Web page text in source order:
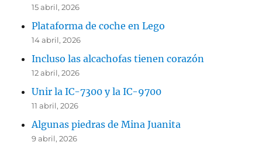
15 abril, 2026
Plataforma de coche en Lego
14 abril, 2026
Incluso las alcachofas tienen corazón
12 abril, 2026
Unir la IC-7300 y la IC-9700
11 abril, 2026
Algunas piedras de Mina Juanita
9 abril, 2026